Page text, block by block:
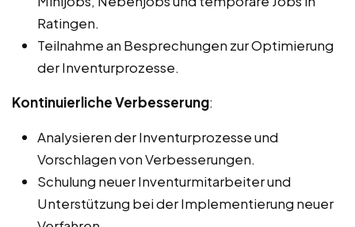
Ratingen.
Teilnahme an Besprechungen zur Optimierung
der Inventurprozesse.
Kontinuierliche Verbesserung:
Analysieren der Inventurprozesse und
Vorschlagen von Verbesserungen.
Schulung neuer Inventurmitarbeiter und
Unterstützung bei der Implementierung neuer